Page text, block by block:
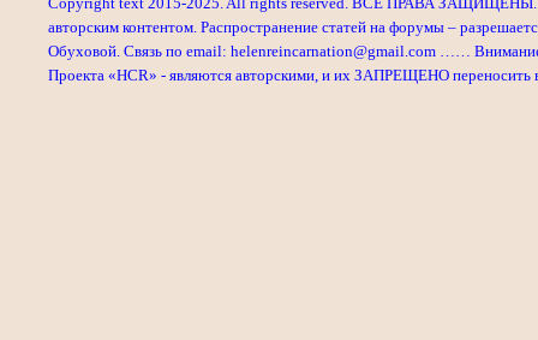
авторским контентом. Распространение статей на форумы –
Обуховой. Связь по email: helenreincarnation@gmail.com ……
Проекта «HCR» - являются авторскими, и их ЗАПРЕЩЕНО переносить в